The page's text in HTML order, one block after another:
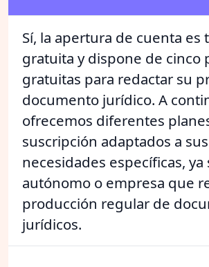
Sí, la apertura de cuenta es
gratuita y dispone de cinco
gratuitas para redactar su
documento jurídico. A
ofrecemos diferentes
suscripción adaptados a sus
necesidades específicas, ya
autónomo o empresa que
producción regular de
jurídicos.